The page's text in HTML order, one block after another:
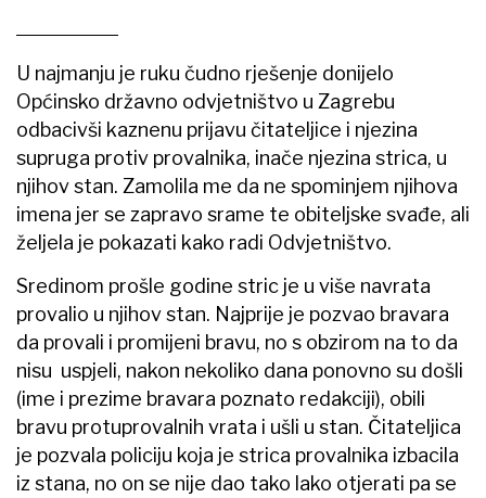
U najmanju je ruku čudno rješenje donijelo
Općinsko državno odvjetništvo u Zagrebu
odbacivši kaznenu prijavu čitateljice i njezina
supruga protiv provalnika, inače njezina strica, u
njihov stan. Zamolila me da ne spominjem njihova
imena jer se zapravo srame te obiteljske svađe, ali
željela je pokazati kako radi Odvjetništvo.
Sredinom prošle godine stric je u više navrata
provalio u njihov stan. Najprije je pozvao bravara
da provali i promijeni bravu, no s obzirom na to da
nisu uspjeli, nakon nekoliko dana ponovno su došli
(ime i prezime bravara poznato redakciji), obili
bravu protuprovalnih vrata i ušli u stan. Čitateljica
je pozvala policiju koja je strica provalnika izbacila
iz stana, no on se nije dao tako lako otjerati pa se